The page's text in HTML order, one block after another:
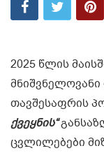
2025 წლის
თავშესაფრის
ქვეყნის“
ცვლილებები